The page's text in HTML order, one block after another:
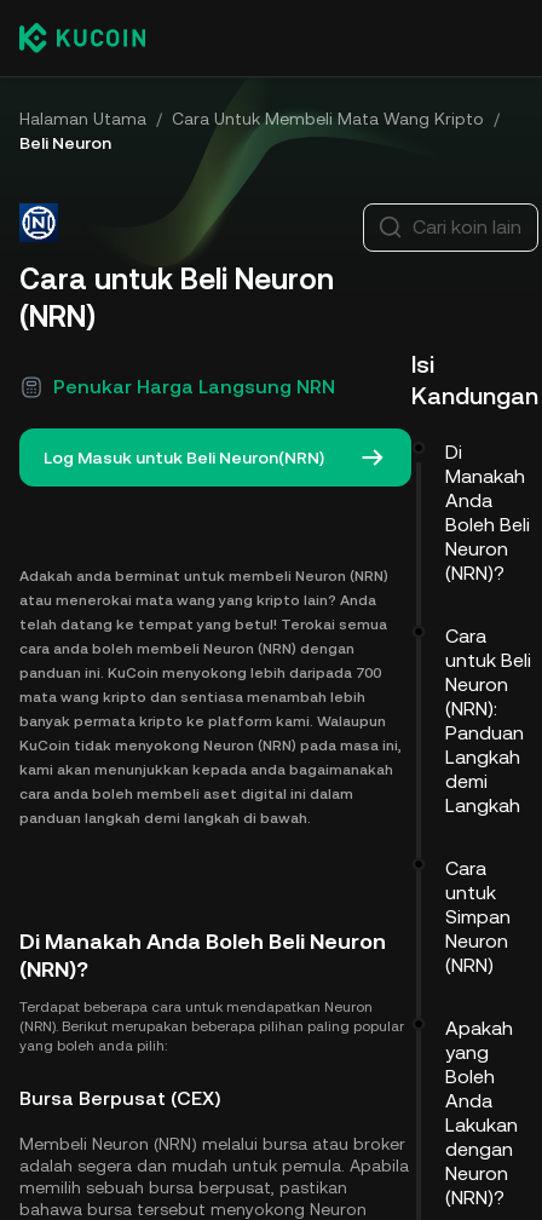
Halaman Utama / Cara Untuk Membeli Mata Wang Kripto
/
Beli Neuron
Cara untuk Beli Neuron
(NRN)
Penukar Harga Langsung NRN
Log Masuk untuk Beli Neuron(NRN)
Adakah anda berminat untuk membeli Neuron (NRN)
atau menerokai mata wang yang kripto lain? Anda
telah datang ke tempat yang betul! Terokai semua
cara anda boleh membeli Neuron (NRN) dengan
panduan ini. KuCoin menyokong lebih daripada 700
mata wang kripto dan sentiasa menambah lebih
banyak permata kripto ke platform kami. Walaupun
KuCoin tidak menyokong Neuron (NRN) pada masa ini,
kami akan menunjukkan kepada anda bagaimanakah
cara anda boleh membeli aset digital ini dalam
panduan langkah demi langkah di bawah.
Di Manakah Anda Boleh Beli Neuron
(NRN)?
Terdapat beberapa cara untuk mendapatkan Neuron
(NRN). Berikut merupakan beberapa pilihan paling popular
yang boleh anda pilih:
Bursa Berpusat (CEX)
Membeli Neuron (NRN) melalui bursa atau broker
adalah segera dan mudah untuk pemula. Apabila
memilih sebuah bursa berpusat, pastikan
bahawa bursa tersebut menyokong Neuron
Cari koin lain
Isi
Kandungan
Di
Manakah
Anda
Boleh Beli
Neuron
(NRN)?
Cara
untuk Beli
Neuron
(NRN):
Panduan
Langkah
demi
Langkah
Cara
untuk
Simpan
Neuron
(NRN)
Apakah
yang
Boleh
Anda
Lakukan
dengan
Neuron
(NRN)?